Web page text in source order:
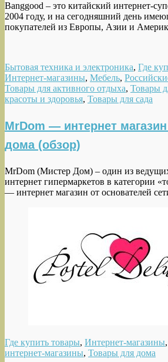
Banggood – это китайский интернет-
2004 году, и на сегодняшний день
покупателей из Европы, Азии и
Бытовая техника и электроника, Где
Интернет-магазины, Мебель,
Товары для активного отдыха, Товары
красоты и здоровья, Товары для сада
MrDom — интернет
дома (обзор)
MrDom (Мистер Дом) – один из
интернет гипермаркетов в категории
— интернет магазин от основателей
Где купить товары, Интернет-магазины,
интернет-магазины, Товары для дома